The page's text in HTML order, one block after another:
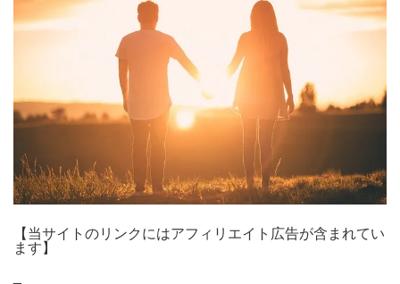
【当サイトのリンクにはアフィリエイト広告が含まれてい
ます】